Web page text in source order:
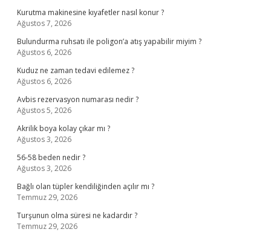
Kurutma makinesine kıyafetler nasıl konur ?
Ağustos 7, 2026
Bulundurma ruhsatı ile poligon’a atış yapabilir miyim ?
Ağustos 6, 2026
Kuduz ne zaman tedavi edilemez ?
Ağustos 6, 2026
Avbis rezervasyon numarası nedir ?
Ağustos 5, 2026
Akrilik boya kolay çıkar mı ?
Ağustos 3, 2026
56-58 beden nedir ?
Ağustos 3, 2026
Bağlı olan tüpler kendiliğinden açılır mı ?
Temmuz 29, 2026
Turşunun olma süresi ne kadardır ?
Temmuz 29, 2026